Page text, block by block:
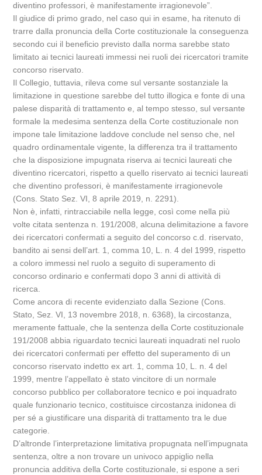
diventino professori, è manifestamente irragionevole”.
Il giudice di primo grado, nel caso qui in esame, ha ritenuto di
trarre dalla pronuncia della Corte costituzionale la conseguenza
secondo cui il beneficio previsto dalla norma sarebbe stato
limitato ai tecnici laureati immessi nei ruoli dei ricercatori tramite
concorso riservato.
Il Collegio, tuttavia, rileva come sul versante sostanziale la
limitazione in questione sarebbe del tutto illogica e fonte di una
palese disparità di trattamento e, al tempo stesso, sul versante
formale la medesima sentenza della Corte costituzionale non
impone tale limitazione laddove conclude nel senso che, nel
quadro ordinamentale vigente, la differenza tra il trattamento
che la disposizione impugnata riserva ai tecnici laureati che
diventino ricercatori, rispetto a quello riservato ai tecnici laureati
che diventino professori, è manifestamente irragionevole
(Cons. Stato Sez. VI, 8 aprile 2019, n. 2291).
Non è, infatti, rintracciabile nella legge, così come nella più
volte citata sentenza n. 191/2008, alcuna delimitazione a favore
dei ricercatori confermati a seguito del concorso c.d. riservato,
bandito ai sensi dell’art. 1, comma 10, L. n. 4 del 1999, rispetto
a coloro immessi nel ruolo a seguito di superamento di
concorso ordinario e confermati dopo 3 anni di attività di
ricerca.
Come ancora di recente evidenziato dalla Sezione (Cons.
Stato, Sez. VI, 13 novembre 2018, n. 6368), la circostanza,
meramente fattuale, che la sentenza della Corte costituzionale
191/2008 abbia riguardato tecnici laureati inquadrati nel ruolo
dei ricercatori confermati per effetto del superamento di un
concorso riservato indetto ex art. 1, comma 10, L. n. 4 del
1999, mentre l’appellato è stato vincitore di un normale
concorso pubblico per collaboratore tecnico e poi inquadrato
quale funzionario tecnico, costituisce circostanza inidonea di
per sé a giustificare una disparità di trattamento tra le due
categorie.
D’altronde l’interpretazione limitativa propugnata nell’impugnata
sentenza, oltre a non trovare un univoco appiglio nella
pronuncia additiva della Corte costituzionale, si espone a seri